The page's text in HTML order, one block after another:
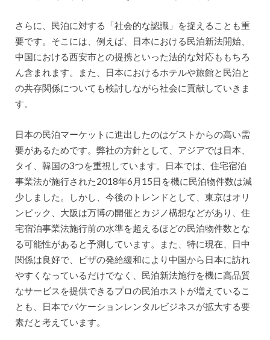
さらに、民泊に対する「社会的な認識」を捉えることも重
要です。そこには、例えば、日本における民泊新法開始、
中国における西安市との提携といった法的な対応ももちろ
ん含まれます。また、日本におけるホテルや旅館と民泊と
の共存関係についても検討しながら社会に貢献していきま
す。
日本の民泊マーケットに進出したのはゲストからの高い需
要があるためです。弊社の方針として、アジアでは日本、
タイ、韓国の3つを重視しています。日本では、住宅宿泊
事業法が施行された2018年6月15日を機に民泊物件数は減
少しました。しかし、今後のトレンドとして、東京はオリ
ンピック、大阪は万博の開催とカジノ構想などがあり、住
宅宿泊事業法施行前の水準を超えるほどの民泊物件数とな
る可能性があると予測しています。また、特に現在、日中
関係は良好で、ビザの発給緩和により中国から日本に訪れ
やすくなっているだけでなく、民泊新法施行を機に高品質
なサービスを提供できるプロの民泊ホストが増えているこ
とも、日本でバケーションレンタルビジネスが拡大する要
素だと考えています。